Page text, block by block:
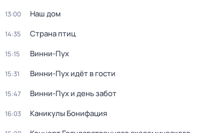
13:00 Наш дом
14:35 Страна птиц
15:15 Винни-Пух
15:31 Винни-Пух идёт в гости
15:47 Винни-Пух и день забот
16:03 Каникулы Бонифация